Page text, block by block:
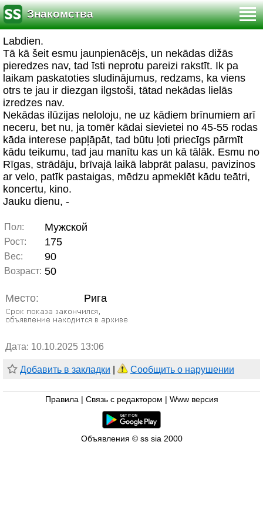
Знакомства
Labdien.
Tā kā šeit esmu jaunpienācējs, un nekādas dižās
pieredzes nav, tad īsti neprotu pareizi rakstīt. Ik pa
laikam paskatoties sludinājumus, redzams, ka viens
otrs te jau ir diezgan ilgstoši, tātad nekādas lielās
izredzes nav.
Nekādas ilūzijas neloloju, ne uz kādiem brīnumiem arī
neceru, bet nu, ja tomēr kādai sievietei no 45-55 rodas
kāda interese papļāpāt, tad būtu ļoti priecīgs pārmīt
kādu teikumu, tad jau manītu kas un kā tālāk. Esmu no
Rīgas, strādāju, brīvajā laikā labprāt palasu, pavizinos
ar velo, patīk pastaigas, mēdzu apmeklēt kādu teātri,
koncertu, kino.
Jauku dienu, -
Пол: Мужской
Рост: 175
Вес: 90
Возраст: 50
Место: Рига
Дата: 10.10.2025 13:06
Добавить в закладки Сообщить о нарушении
Правила Связь с редактором Www версия
Объявления © ss sia 2000